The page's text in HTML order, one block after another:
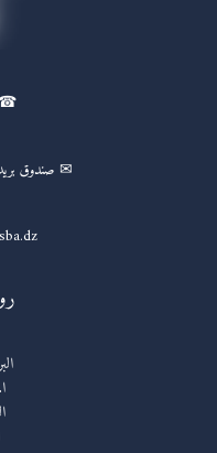
☎ 048799006
✉ صندوق بريد 89 سيدي بلعباس